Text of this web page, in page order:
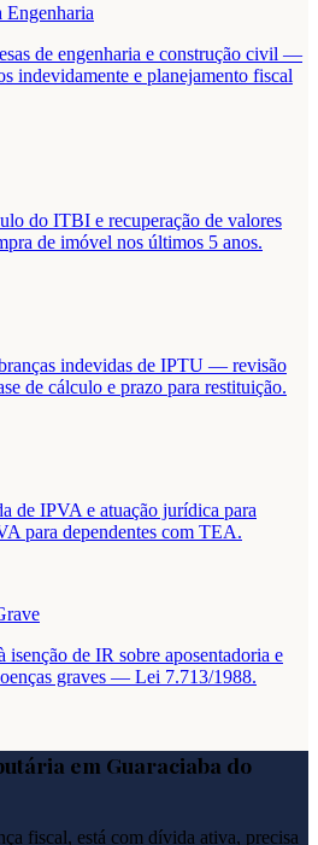
Engenharia
de engenharia e construção civil —
indevidamente e planejamento fiscal
do ITBI e recuperação de valores
de imóvel nos últimos 5 anos.
indevidas de IPTU — revisão
de cálculo e prazo para restituição.
de IPVA e atuação jurídica para
para dependentes com TEA.
de IR sobre aposentadoria e
graves — Lei 7.713/1988.
em Guaraciaba do
fiscal, está com dívida ativa, precisa